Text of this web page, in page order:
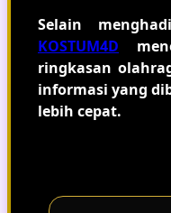
Selain
KOSTUM4D
ringkasan
informasi yang
lebih cepat.